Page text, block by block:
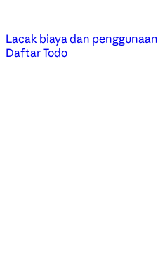
Lacak biaya dan penggunaan
Daftar Todo